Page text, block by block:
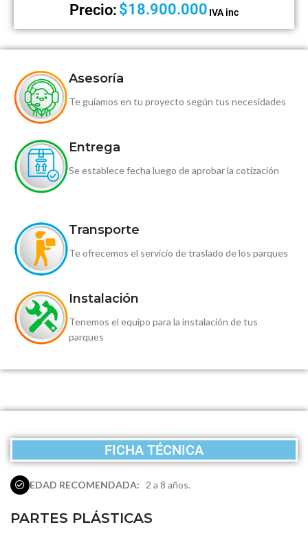
Precio: $18.900.000 IVA inc
Asesoría
Te guiamos en tu proyecto según tus necesidades
Entrega
Se establece fecha luego de aprobar la cotización
Transporte
Te ofrecemos el servicio de traslado de los parques
Instalación
Tenemos el equipo para la instalación de tus
parques
FICHA TÉCNICA
EDAD RECOMENDADA: 2 a 8 años.
PARTES PLÁSTICAS